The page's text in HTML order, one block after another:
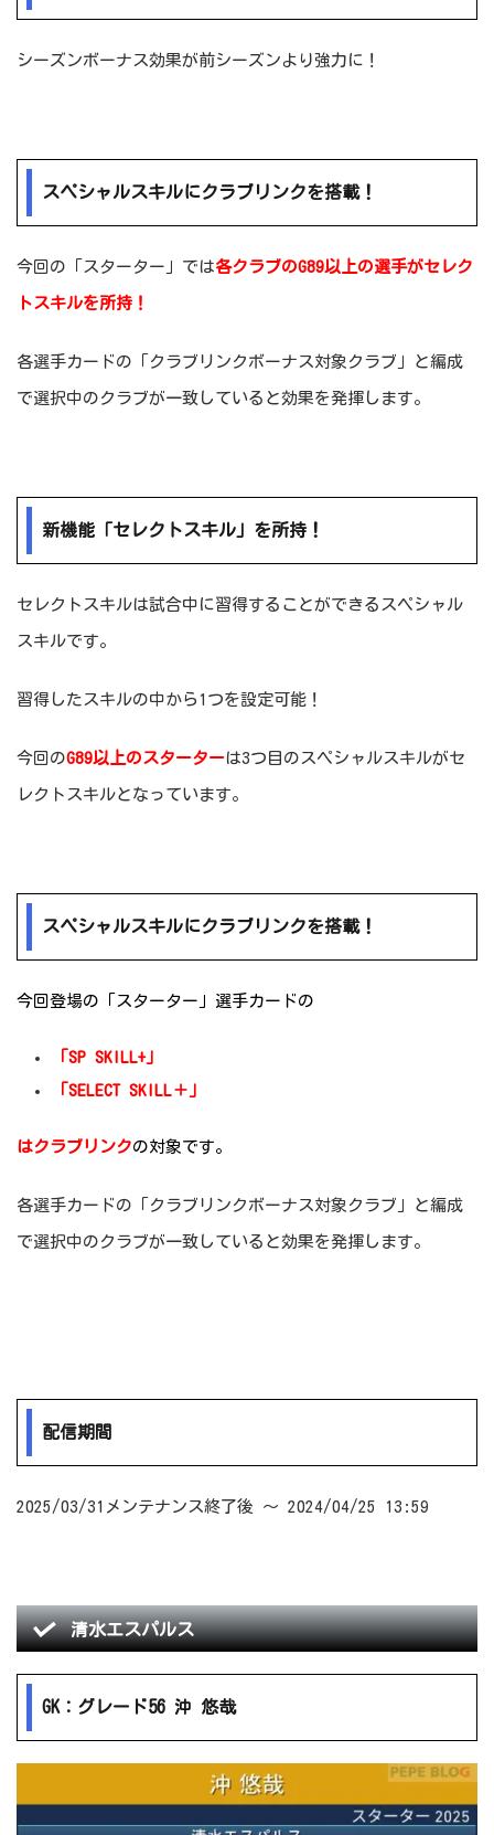
シーズンボーナス効果が前シーズンより強力に！
スペシャルスキルにクラブリンクを搭載！
今回の「スターター」では各クラブのG89以上の選手がセレク
トスキルを所持！
各選手カードの「クラブリンクボーナス対象クラブ」と編成
で選択中のクラブが一致していると効果を発揮します。
新機能「セレクトスキル」を所持！
セレクトスキルは試合中に習得することができるスペシャル
スキルです。
習得したスキルの中から1つを設定可能！
今回のG89以上のスターターは3つ目のスペシャルスキルがセ
レクトスキルとなっています。
スペシャルスキルにクラブリンクを搭載！
今回登場の「スターター」選手カードの
「SP SKILL+」
「SELECT SKILL＋」
はクラブリンクの対象です。
各選手カードの「クラブリンクボーナス対象クラブ」と編成
で選択中のクラブが一致していると効果を発揮します。
配信期間
2025/03/31メンテナンス終了後 ～ 2024/04/25 13:59
清水エスパルス
GK：グレード56 沖 悠哉